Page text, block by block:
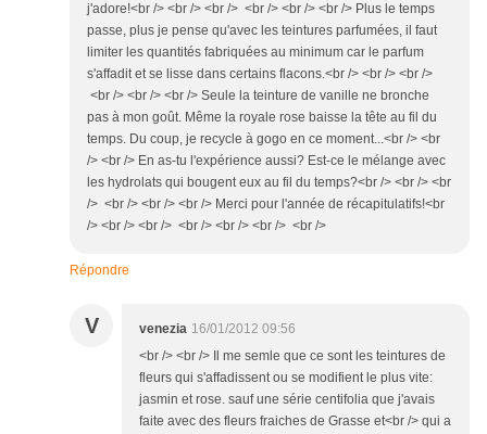
j'adore!<br /> <br /> <br /> <br /> <br /> <br /> Plus le temps
passe, plus je pense qu'avec les teintures parfumées, il faut
limiter les quantités fabriquées au minimum car le parfum
s'affadit et se lisse dans certains flacons.<br /> <br /> <br />
<br /> <br /> <br /> Seule la teinture de vanille ne bronche
pas à mon goût. Même la royale rose baisse la tête au fil du
temps. Du coup, je recycle à gogo en ce moment...<br /> <br
/> <br /> En as-tu l'expérience aussi? Est-ce le mélange avec
les hydrolats qui bougent eux au fil du temps?<br /> <br /> <br
/> <br /> <br /> <br /> Merci pour l'année de récapitulatifs!<br
/> <br /> <br /> <br /> <br /> <br /> <br />
Répondre
V venezia 16/01/2012 09:56
<br /> <br /> Il me semle que ce sont les teintures de
fleurs qui s'affadissent ou se modifient le plus vite:
jasmin et rose. sauf une série centifolia que j'avais
faite avec des fleurs fraiches de Grasse et<br /> qui a